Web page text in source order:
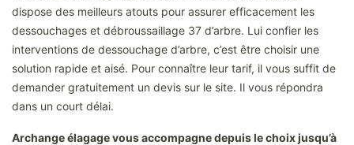
dispose des meilleurs atouts pour assurer efficacement les
dessouchages et débroussaillage 37 d’arbre. Lui confier les
interventions de dessouchage d’arbre, c’est être choisir une
solution rapide et aisé. Pour connaître leur tarif, il vous suffit de
demander gratuitement un devis sur le site. Il vous répondra
dans un court délai.
Archange élagage vous accompagne depuis le choix jusqu’à